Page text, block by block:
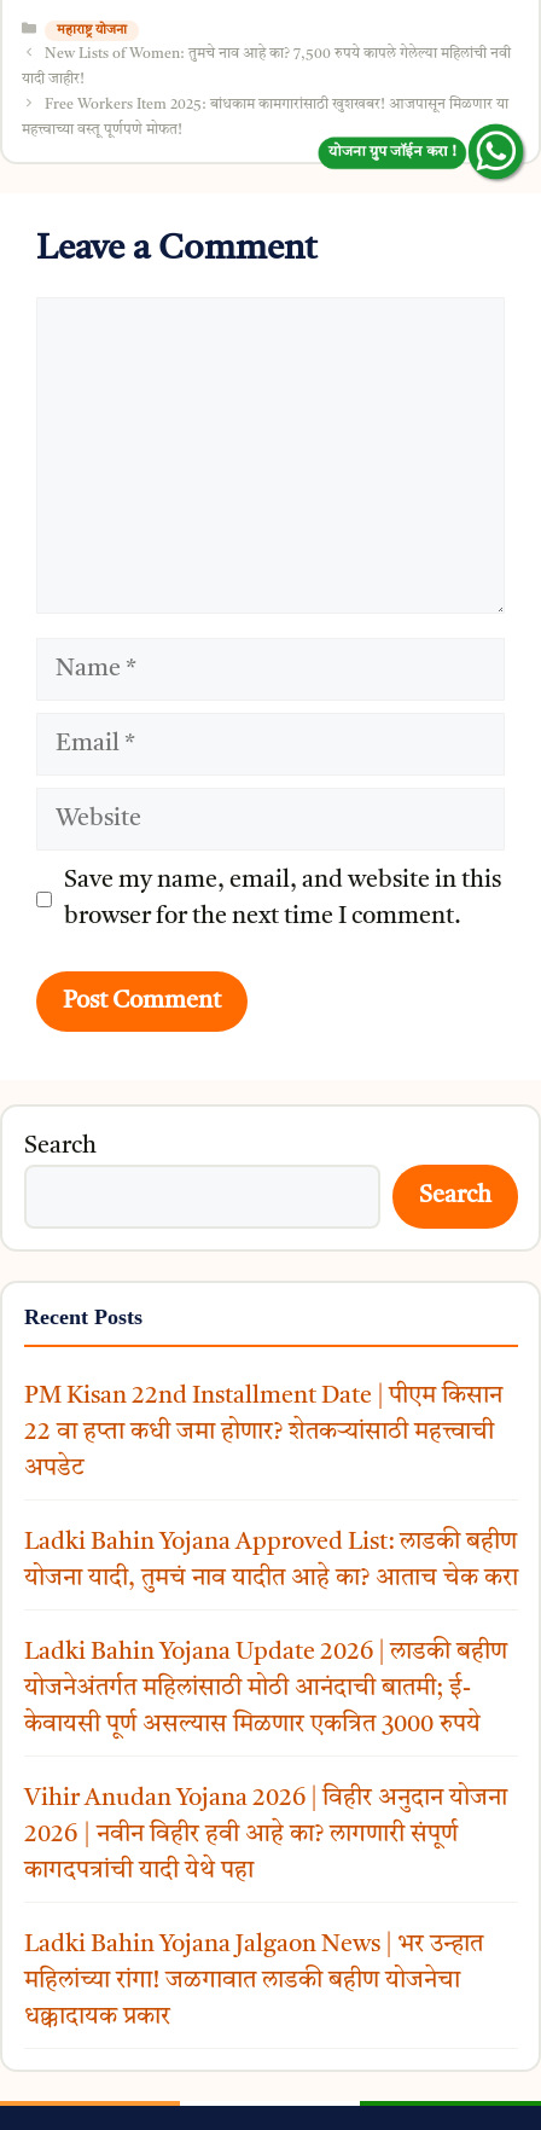
Categories
महाराष्ट्र योजना
New Lists of Women: तुमचे नाव आहे का? 7,500 रुपये कापले गेलेल्या महिलांची नवी
यादी जाहीर!
Free Workers Item 2025: बांधकाम कामगारांसाठी खुशखबर! आजपासून मिळणार या
महत्त्वाच्या वस्तू पूर्णपणे मोफत!
Leave a Comment
Name
Email
Website
Save my name, email, and website in this
browser for the next time I comment.
Search
Search
Recent Posts
PM Kisan 22nd Installment Date | पीएम किसान
22 वा हप्ता कधी जमा होणार? शेतकऱ्यांसाठी महत्त्वाची
अपडेट
Ladki Bahin Yojana Approved List: लाडकी बहीण
योजना यादी, तुमचं नाव यादीत आहे का? आताच चेक करा
Ladki Bahin Yojana Update 2026 | लाडकी बहीण
योजनेअंतर्गत महिलांसाठी मोठी आनंदाची बातमी; ई-
केवायसी पूर्ण असल्यास मिळणार एकत्रित 3000 रुपये
Vihir Anudan Yojana 2026 | विहीर अनुदान योजना
2026 | नवीन विहीर हवी आहे का? लागणारी संपूर्ण
कागदपत्रांची यादी येथे पहा
Ladki Bahin Yojana Jalgaon News | भर उन्हात
महिलांच्या रांगा! जळगावात लाडकी बहीण योजनेचा
धक्कादायक प्रकार
योजना ग्रुप जॉईन करा !